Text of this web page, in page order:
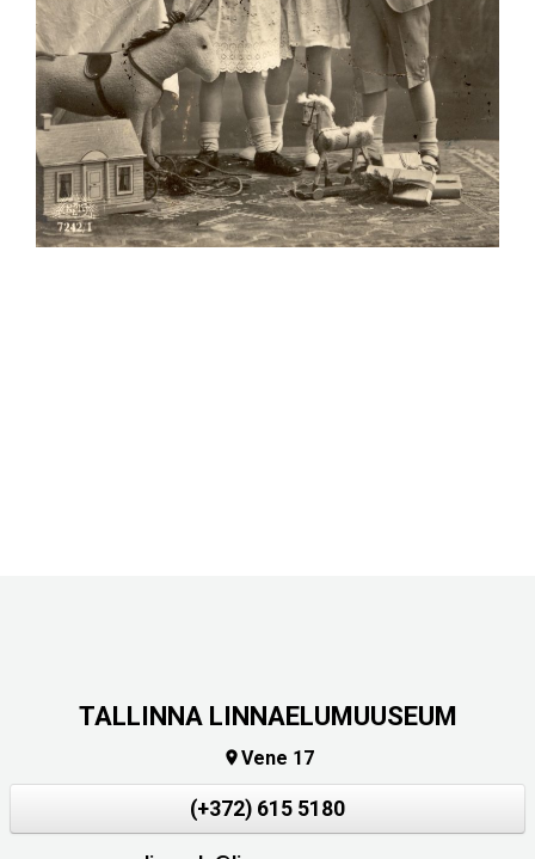
TALLINNA LINNAELUMUUSEUM
Vene 17
(+372) 615 5180